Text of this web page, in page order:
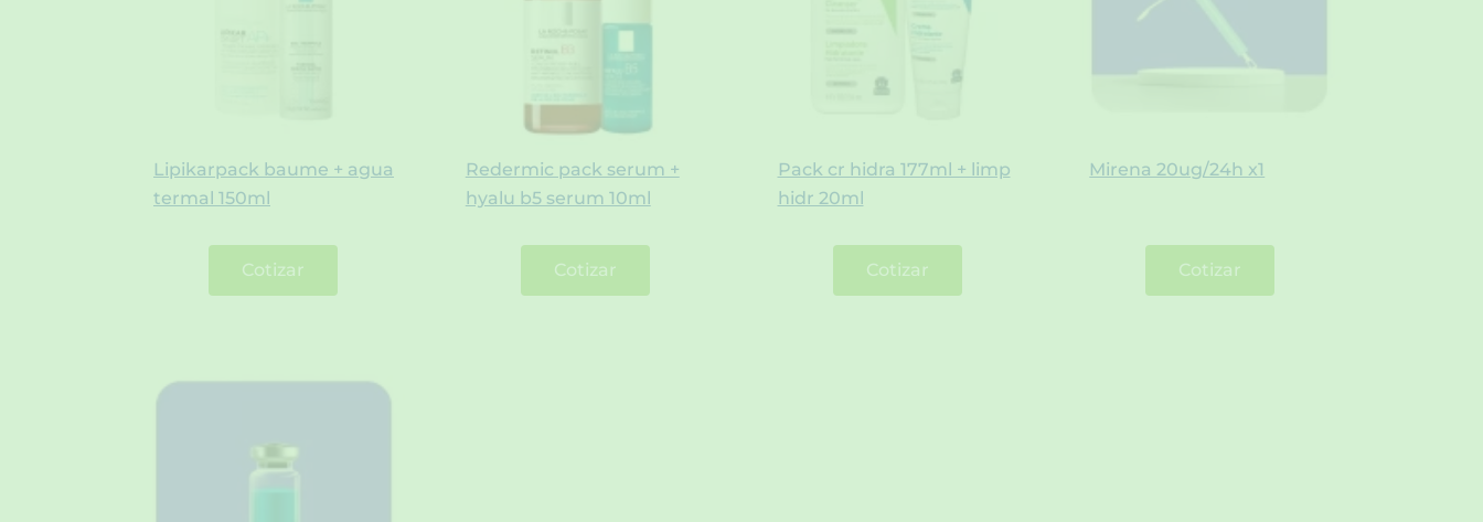
Lipikarpack baume + agua
termal 150ml
Cotizar
Redermic pack serum +
hyalu b5 serum 10ml
Cotizar
Pack cr hidra 177ml + limp
hidr 20ml
Cotizar
Mirena 20ug/24h x1
Cotizar